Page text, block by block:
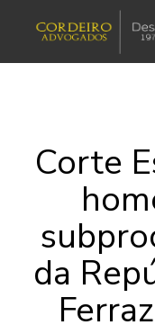
Corte
da